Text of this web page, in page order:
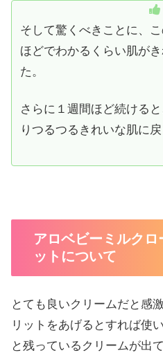
そして驚くべきことに、
ほどでわかるくらい肌が
た。
さらに１週間ほど続ける
りつるつるきれいな肌に戻
アロベビーミルクロ
ットについて
とても良いクリームだと感
リットをあげるとすれば使
と残っているクリームが出